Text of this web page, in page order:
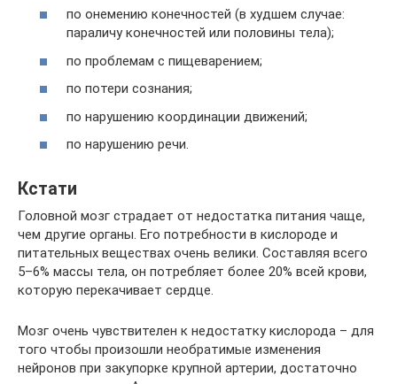
по онемению конечностей (в худшем случае:
параличу конечностей или половины тела);
по проблемам с пищеварением;
по потери сознания;
по нарушению координации движений;
по нарушению речи.
Кстати
Головной мозг страдает от недостатка питания чаще,
чем другие органы. Его потребности в кислороде и
питательных веществах очень велики. Составляя всего
5–6% массы тела, он потребляет более 20% всей крови,
которую перекачивает сердце.
Мозг очень чувствителен к недостатку кислорода – для
того чтобы произошли необратимые изменения
нейронов при закупорке крупной артерии, достаточно